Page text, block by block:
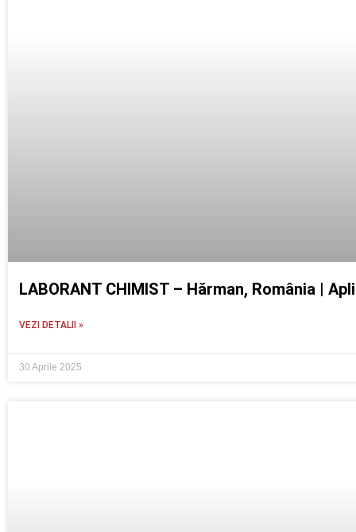
LABORANT CHIMIST – Hărman, România |
VEZI DETALII »
30 Aprile 2025